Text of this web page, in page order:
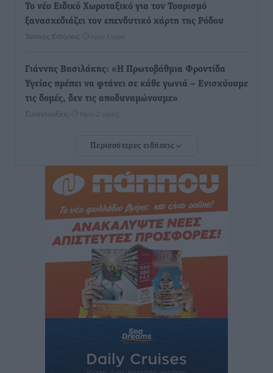
Το νέο Ειδικό Χωροταξικό για τον Τουρισμό
ξανασχεδιάζει τον επενδυτικό χάρτη της Ρόδου
Τοπικές Ειδήσεις πριν 1 ώρα
Γιάννης Βασιλάκης: «Η Πρωτοβάθμια Φροντίδα
Υγείας πρέπει να φτάνει σε κάθε γωνιά – Ενισχύουμε
τις δομές, δεν τις αποδυναμώνουμε»
Συνεντεύξεις πριν 2 ώρες
Ιδρυμα Ωνάση: Το όραμα πίσω από τα δύο νέα
Συνεντεύξεις• πριν 2 ώρες
Μιχάλης Χουρδάκης: «Η χώρα χρειάζεται μια
αξιόπιστη εναλλακτική κυβερνητική πρόταση»
Συνεντεύξεις• πριν 2 ώρες
Σεβ. Μητροπολίτης Ρόδου κ. Κύριλλος: «Ο Αύγουστος
είναι ο μήνας της Παναγίας και η Θεία Λειτουργία η
καρδιά της ζωής της Εκκλησίας»
Συνεντεύξεις• πριν 2 ώρες
έχουν τεράστιες ευκαιρίες συνεργασίας – Η Ρόδος
Περισσότερες ειδήσεις